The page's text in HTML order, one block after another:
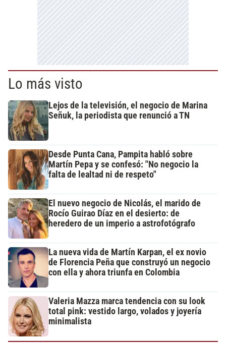
Lo más visto
Lejos de la televisión, el negocio de Marina
Señuk, la periodista que renunció a TN
Desde Punta Cana, Pampita habló sobre
Martín Pepa y se confesó: "No negocio la
falta de lealtad ni de respeto"
El nuevo negocio de Nicolás, el marido de
Rocío Guirao Díaz en el desierto: de
heredero de un imperio a astrofotógrafo
La nueva vida de Martín Karpan, el ex novio
de Florencia Peña que construyó un negocio
con ella y ahora triunfa en Colombia
Valeria Mazza marca tendencia con su look
total pink: vestido largo, volados y joyería
minimalista